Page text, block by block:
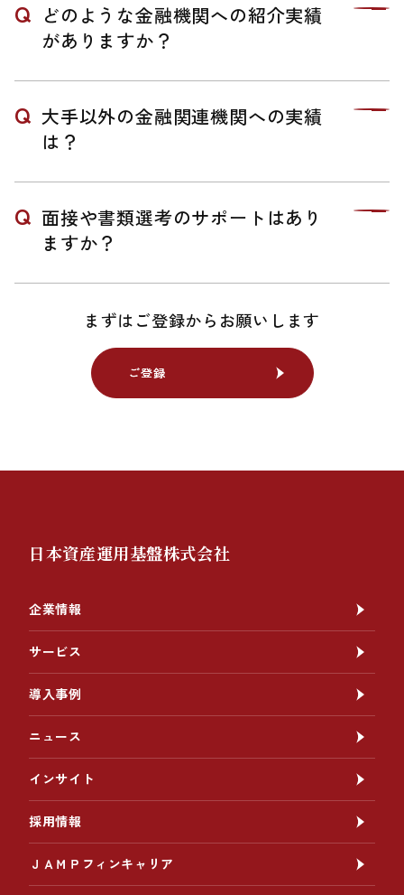
どのような金融機関への紹介実績
がありますか？
大手以外の金融関連機関への実績
は？
面接や書類選考のサポートはあり
ますか？
まずはご登録からお願いします
ご登録
ご登録
日本資産運用基盤株式会社
企業情報
サービス
導入事例
ニュース
インサイト
採用情報
ＪＡＭＰフィンキャリア